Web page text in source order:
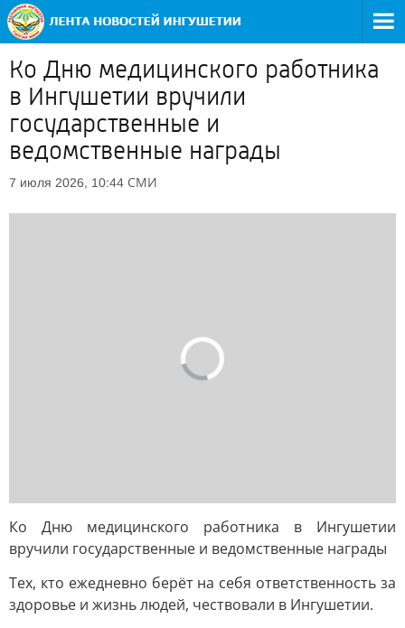
Ко Дню медицинского работника
в Ингушетии вручили
государственные и
ведомственные награды
7 июля 2026, 10:44 СМИ
Ко Дню медицинского работника в Ингушетии
вручили государственные и ведомственные награды
Тех, кто ежедневно берёт на себя ответственность за
здоровье и жизнь людей, чествовали в Ингушетии.